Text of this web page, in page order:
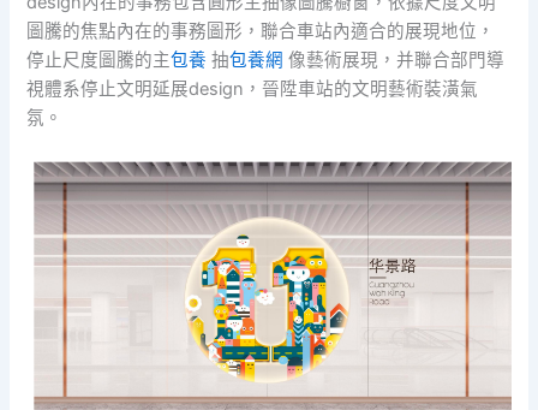
圖騰的焦點內在的事務圖形，聯合車站內適合的展現地位，
停止尺度圖騰的主包養 抽包養網 像藝術展現，并聯合部門導
視體系停止文明延展design，晉陞車站的文明藝術裝潢氣
氛。